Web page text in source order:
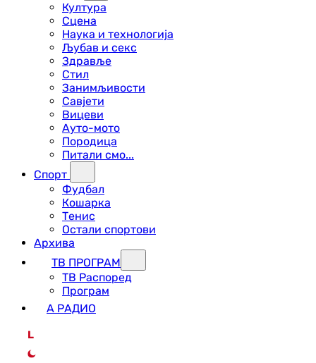
Култура
Сцена
Наука и технологија
Љубав и секс
Здравље
Стил
Занимљивости
Савјети
Вицеви
Ауто-мото
Породица
Питали смо...
Спорт
Фудбал
Кошарка
Тенис
Остали спортови
Архива
ТВ ПРОГРАМ
ТВ Распоред
Програм
А РАДИО
L